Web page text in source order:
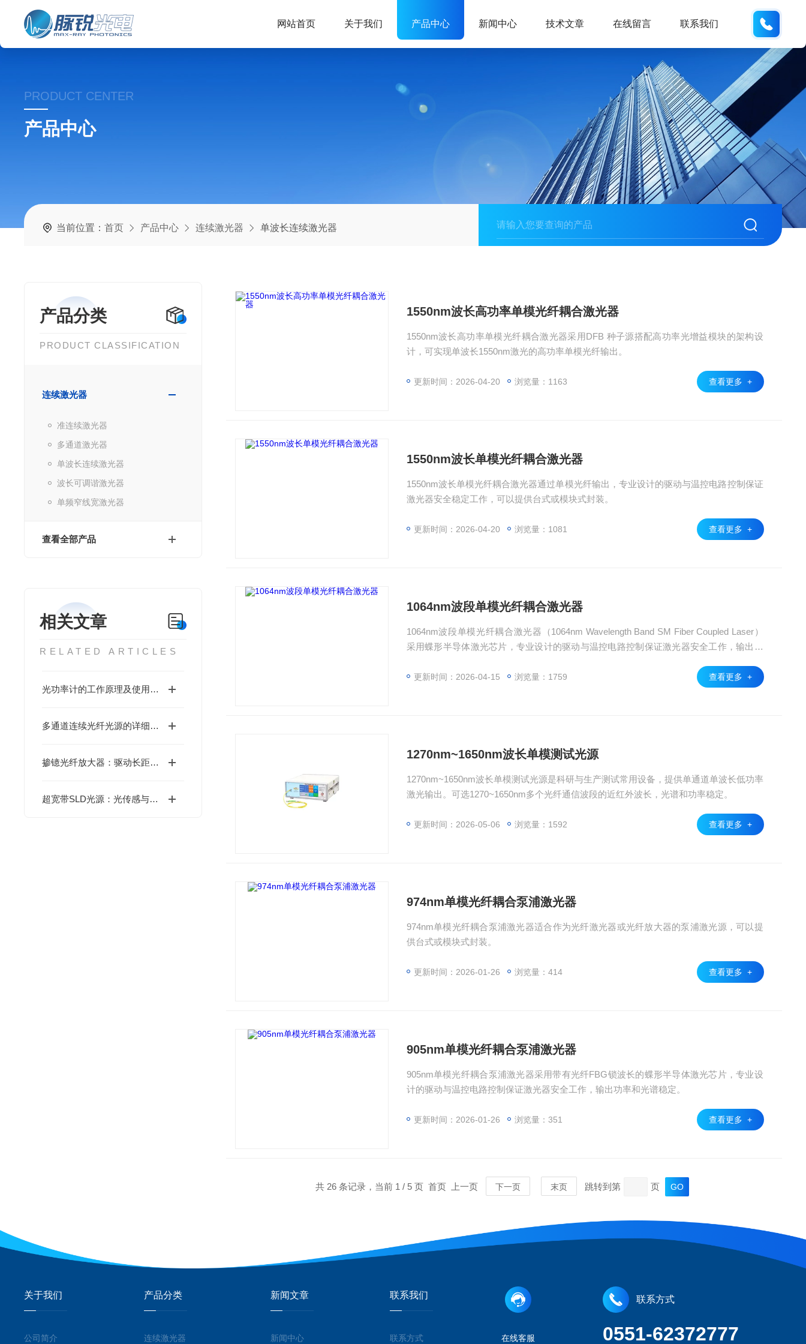
网站首页 关于我们 产品中心 新闻中心 技术文章 在线留言 联系我们
PRODUCT CENTER
产品中心
当前位置：首页 产品中心 连续激光器 单波长连续激光器
产品分类
PRODUCT CLASSIFICATION
连续激光器
准连续激光器
多通道激光器
单波长连续激光器
波长可调谐激光器
单频窄线宽激光器
查看全部产品
相关文章
RELATED ARTICLES
光功率计的工作原理及使用技巧
多通道连续光纤光源的详细介绍
掺镱光纤放大器：驱动长距离光通信的“能量心脏”
超宽带SLD光源：光传感与成像领域的广谱照明者
1550nm波长高功率单模光纤耦合激光器
1550nm波长高功率单模光纤耦合激光器采用DFB 种子源搭配高功率光增益模块的架构设
计，可实现单波长1550nm激光的高功率单模光纤输出。
更新时间：2026-04-20 浏览量：1163 查看更多 +
1550nm波长单模光纤耦合激光器
1550nm波长单模光纤耦合激光器通过单模光纤输出，专业设计的驱动与温控电路控制保证
激光器安全稳定工作，可以提供台式或模块式封装。
更新时间：2026-04-20 浏览量：1081 查看更多 +
1064nm波段单模光纤耦合激光器
1064nm波段单模光纤耦合激光器（1064nm Wavelength Band SM Fiber Coupled Laser）
采用蝶形半导体激光芯片，专业设计的驱动与温控电路控制保证激光器安全工作，输出功
更新时间：2026-04-15 浏览量：1759 查看更多 +
1270nm~1650nm波长单模测试光源
1270nm~1650nm波长单模测试光源是科研与生产测试常用设备，提供单通道单波长低功率
激光输出。可选1270~1650nm多个光纤通信波段的近红外波长，光谱和功率稳定。
更新时间：2026-05-06 浏览量：1592 查看更多 +
974nm单模光纤耦合泵浦激光器
974nm单模光纤耦合泵浦激光器适合作为光纤激光器或光纤放大器的泵浦激光源，可以提
供台式或模块式封装。
更新时间：2026-01-26 浏览量：414 查看更多 +
905nm单模光纤耦合泵浦激光器
905nm单模光纤耦合泵浦激光器采用带有光纤FBG锁波长的蝶形半导体激光芯片，专业设
计的驱动与温控电路控制保证激光器安全工作，输出功率和光谱稳定。
更新时间：2026-01-26 浏览量：351 查看更多 +
共 26 条记录，当前 1 / 5 页 首页 上一页 下一页 末页 跳转到第 页
关于我们
公司简介
产品分类
连续激光器
新闻文章
新闻中心
联系我们
联系方式 在线客服
联系方式
0551-62372777